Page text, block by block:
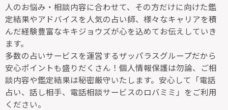
人のお悩み・相談内容に合わせて、その方だけに向けた鑑
定結果やアドバイスを人気の占い師、様々なキャリアを積
んだ経験豊富なキキジョウズが心を込めてお伝えしていき
ます。
多数の占いサービスを運営するザッパラスグループだから
安心ポイントも盛りだくさん！個人情報保護は勿論、ご相
談内容や鑑定結果は秘密厳守いたします。安心して「電話
占い、話し相手、電話相談サービスのロバミミ」をご利用
ください。